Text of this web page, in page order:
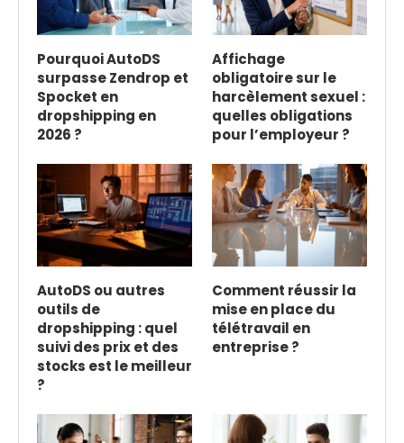
Pourquoi AutoDS
surpasse Zendrop et
Spocket en
dropshipping en
2026 ?
Affichage
obligatoire sur le
harcèlement sexuel :
quelles obligations
pour l’employeur ?
AutoDS ou autres
outils de
dropshipping : quel
suivi des prix et des
stocks est le meilleur
?
Comment réussir la
mise en place du
télétravail en
entreprise ?